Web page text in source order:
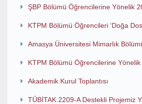
ŞBP Bölümü Öğrencilerine Yönelik
KTPM Bölümü Öğrencileri ‘Doğa
Amasya Üniversitesi Mimarlık
KTPM Bölümü Öğrencilerine Yönelik
Akademik Kurul Toplantısı
TÜBİTAK 2209-A Destekli Projemiz